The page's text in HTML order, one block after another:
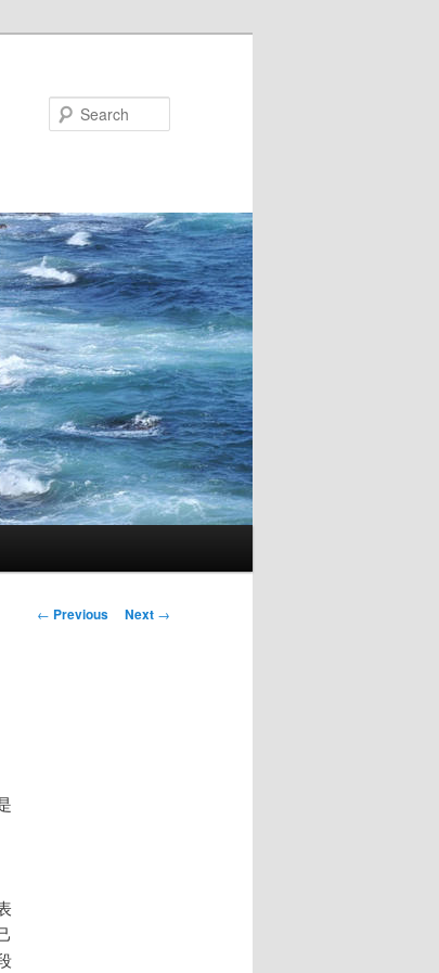
Post
← Previous Next →